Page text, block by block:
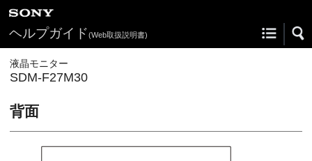
ヘルプガイド(Web取扱説明書)
液晶モニター
SDM-F27M30
背面